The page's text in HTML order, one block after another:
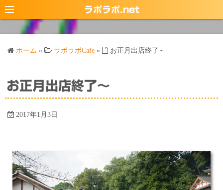
コ
ン
キ
ラポラポ.net
ホーム » ラポラポCafe » お正月出店終了～
お正月出店終了～
2017年1月3日